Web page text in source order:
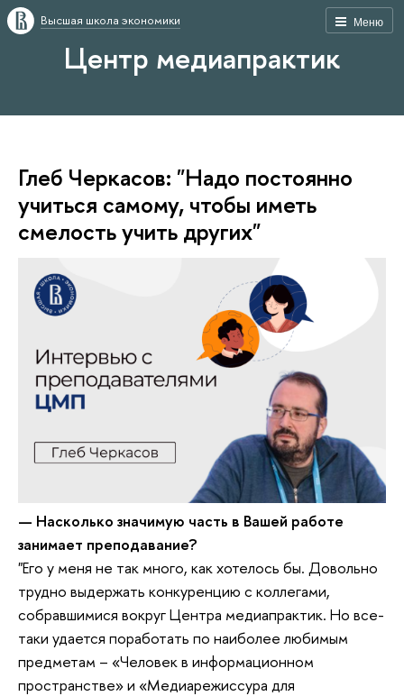
Меню
Высшая школа экономики
Центр медиапрактик
Глеб Черкасов: "Надо постоянно
учиться самому, чтобы иметь
смелость учить других"
— Насколько значимую часть в Вашей работе
занимает преподавание?
"Его у меня не так много, как хотелось бы. Довольно
трудно выдержать конкуренцию с коллегами,
собравшимися вокруг Центра медиапрактик. Но все-
таки удается поработать по наиболее любимым
предметам – «Человек в информационном
пространстве» и «Медиарежиссура для